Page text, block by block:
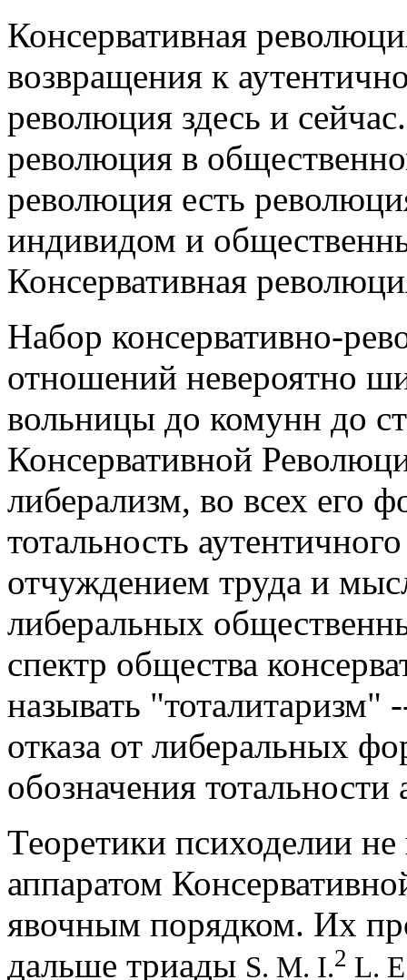
Консервативная
возвращения к
революция здесь и
революция в
революция есть
индивидом и
Консервативная
Набор консервативно-
отношений невероятно
вольницы до комунн до
Консервативной
либерализм, во всех его
тотальность
отчуждением труда и
либеральных
спектр общества
называть "тоталитаризм"
отказа от либеральных
обозначения
Теоретики психоделии
аппаратом
явочным порядком. Их
дальше триады S. M. I.2 L.